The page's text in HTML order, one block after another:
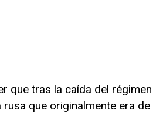
que tras la caída del régimen
que originalmente era de